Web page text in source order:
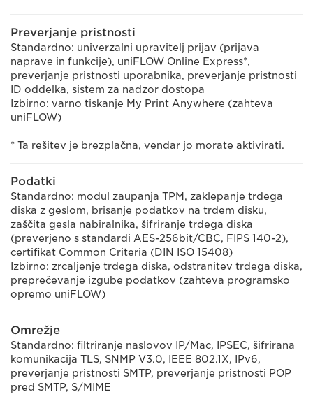
Preverjanje pristnosti
Standardno: univerzalni upravitelj prijav (prijava
naprave in funkcije), uniFLOW Online Express*,
preverjanje pristnosti uporabnika, preverjanje pristnosti
ID oddelka, sistem za nadzor dostopa
Izbirno: varno tiskanje My Print Anywhere (zahteva
uniFLOW)
* Ta rešitev je brezplačna, vendar jo morate aktivirati.
Podatki
Standardno: modul zaupanja TPM, zaklepanje trdega
diska z geslom, brisanje podatkov na trdem disku,
zaščita gesla nabiralnika, šifriranje trdega diska
(preverjeno s standardi AES-256bit/CBC, FIPS 140-2),
certifikat Common Criteria (DIN ISO 15408)
Izbirno: zrcaljenje trdega diska, odstranitev trdega diska,
preprečevanje izgube podatkov (zahteva programsko
opremo uniFLOW)
Omrežje
Standardno: filtriranje naslovov IP/Mac, IPSEC, šifrirana
komunikacija TLS, SNMP V3.0, IEEE 802.1X, IPv6,
preverjanje pristnosti SMTP, preverjanje pristnosti POP
pred SMTP, S/MIME